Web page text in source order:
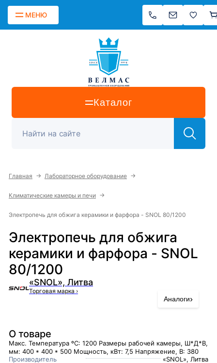
МЕНЮ
Каталог
Главная → Лабораторное оборудование →
Климатические камеры и печи →
Электропечь для обжига керамики и фарфора - SNOL 80/1200
Электропечь для обжига
керамики и фарфора - SNOL
80/1200
«SNOL», Литва
Торговая марка ›
Аналоги›
О товаре
Макс. Температура ºC: 1200 Размеры рабочей камеры, Ш*Д*В,
мм: 400 * 400 * 500 Мощность, кВт: 7,5 Напряжение, В: 380
Производитель
«SNOL», Литва